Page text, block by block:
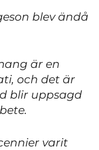
blev ändå
är en
och det är
blir uppsagd
varit